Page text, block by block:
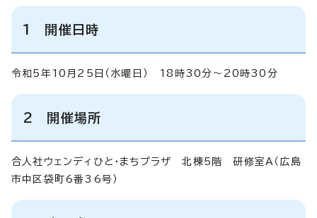
1 開催日時
令和5年10月25日（水曜日） 18時30分～20時30分
2 開催場所
合人社ウェンディひと・まちプラザ 北棟5階 研修室A（広島
市中区袋町6番36号）